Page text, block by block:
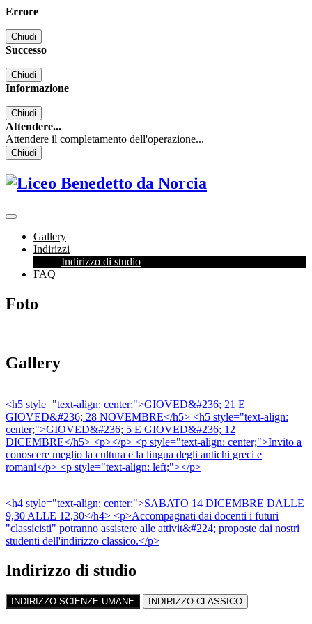
Errore
Chiudi
Successo
Chiudi
Informazione
Chiudi
Attendere...
Attendere il completamento dell'operazione...
Chiudi
Gallery
Indirizzi
Indirizzo di studio
FAQ
Foto
Gallery
<h5 style="text-align: center;">GIOVED&#236; 21 E
GIOVED&#236; 28 NOVEMBRE</h5> <h5 style="text-align:
center;">GIOVED&#236; 5 E GIOVED&#236; 12
DICEMBRE</h5> <p></p> <p style="text-align: center;">Invito a
conoscere meglio la cultura e la lingua degli antichi greci e
romani</p> <p style="text-align: left;"></p>
<h4 style="text-align: center;">SABATO 14 DICEMBRE DALLE
9,30 ALLE 12,30</h4> <p>Accompagnati dai docenti i futuri
"classicisti" potranno assistere alle attivit&#224; proposte dai nostri
studenti dell'indirizzo classico.</p>
Indirizzo di studio
INDIRIZZO SCIENZE UMANE INDIRIZZO CLASSICO